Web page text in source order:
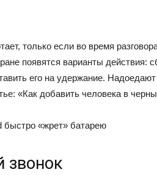
только если во время
появятся варианты действия:
его на удержание.
«Как добавить человека в
быстро «жрет» батарею
звонок